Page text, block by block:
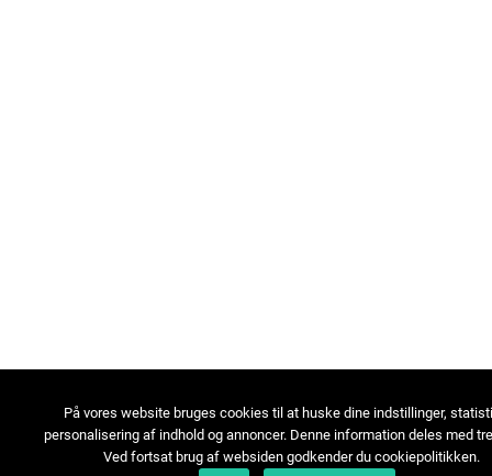
På vores website bruges cookies til at huske dine indstillinger,
personalisering af indhold og annoncer. Denne information deles med
Ved fortsat brug af websiden godkender du cookiepolitikken.